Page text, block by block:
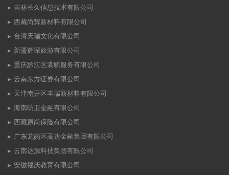
吉林长久信息技术有限公司
西藏尚辉新材料有限公司
台湾天瑞文化有限公司
新疆辉琛旅游有限公司
重庆黔江区裳毓服务有限公司
云南东方证券有限公司
天津南开区丰瑞新材料有限公司
海南昉卫金融有限公司
西藏原尚保险有限公司
广东龙岗区高达金融集团有限公司
云南达源科技集团有限公司
安徽福庆教育有限公司